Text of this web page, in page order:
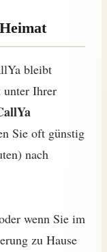
bleibt
unter Ihrer
Sie oft günstig
nach
wenn Sie im
zu Hause